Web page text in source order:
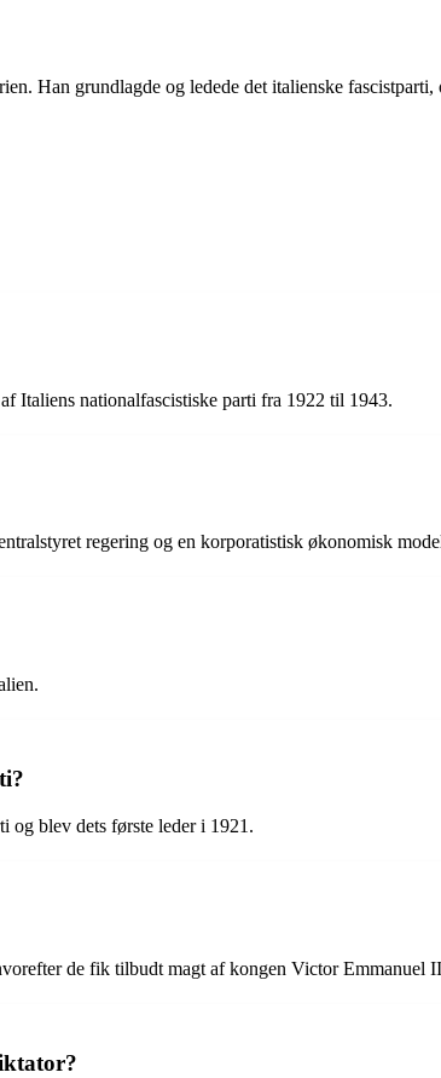
Han grundlagde og ledede det italienske
Italiens nationalfascistiske parti fra 1922 til 1943.
regering og en korporatistisk økonomisk
og blev dets første leder i 1921.
de fik tilbudt magt af kongen Victor Emmanuel